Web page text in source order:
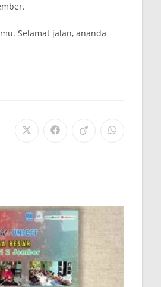
Selamat jalan, ananda
Opens Opens Opens Opens